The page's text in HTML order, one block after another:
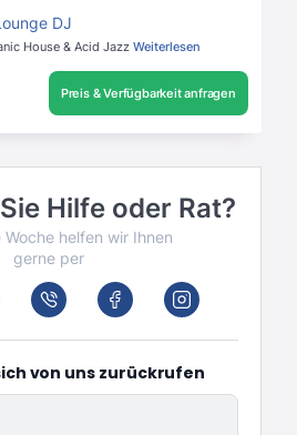
DJ
House & Acid Jazz Weiterlesen
Preis & Verfügbarkeit anfragen
Hilfe oder Rat?
helfen wir Ihnen
gerne per
von uns zurückrufen